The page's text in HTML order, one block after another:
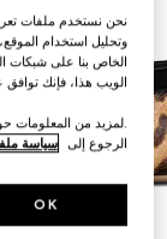
نحن نستخدم ملفات
وتحليل استخدام
الخاص بنا على شبكات
الويب هذا، فإنك
.لمزيد من المعلومات
الرجوع إلى سياسة
OK